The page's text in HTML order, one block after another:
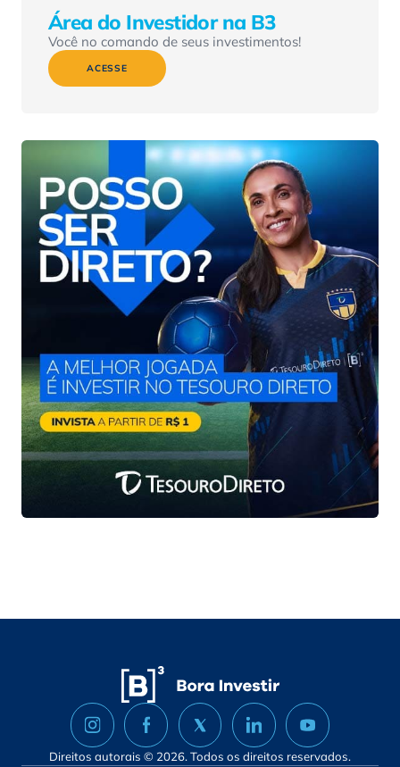
Área do Investidor na B3
Você no comando de seus investimentos!
ACESSE
Direitos autorais © 2026. Todos os direitos reservados.